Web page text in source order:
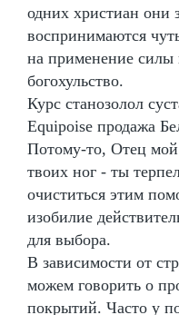
одних христиан они
воспринимаются
на применение силы
богохульство.
Курс станозолол
Equipoise продажа
Потому-то, Отец
твоих ног - ты
очиститься этим
изобилие
для выбора.
В зависимости от
можем говорить о
покрытий. Часто у